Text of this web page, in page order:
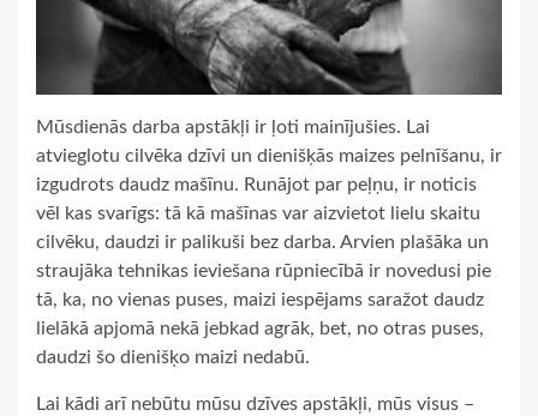
Mūsdienās darba apstākļi ir ļoti mainījušies. Lai
atvieglotu cilvēka dzīvi un dienišķās maizes pelnīšanu, ir
izgudrots daudz mašīnu. Runājot par peļņu, ir noticis
vēl kas svarīgs: tā kā mašīnas var aizvietot lielu skaitu
cilvēku, daudzi ir palikuši bez darba. Arvien plašāka un
straujāka tehnikas ieviešana rūpniecībā ir novedusi pie
tā, ka, no vienas puses, maizi iespējams saražot daudz
lielākā apjomā nekā jebkad agrāk, bet, no otras puses,
daudzi šo dienišķo maizi nedabū.
Lai kādi arī nebūtu mūsu dzīves apstākļi, mūs visus –